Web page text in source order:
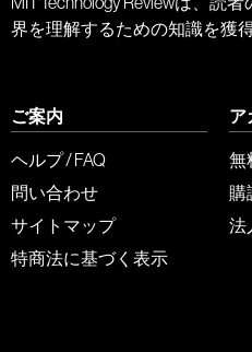
界を理解するための知識を獲
ご案内
ヘルプ / FAQ
問い合わせ
サイトマップ
特商法に基づく表示
ア
無
購
法